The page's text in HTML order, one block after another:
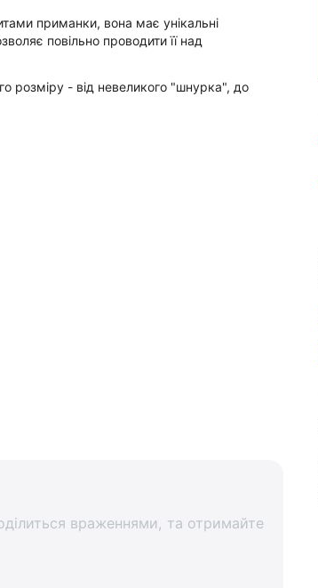
приманки, вона має унікальні
повільно проводити її над
розміру - від невеликого "шнурка", до
враженнями, та отримайте